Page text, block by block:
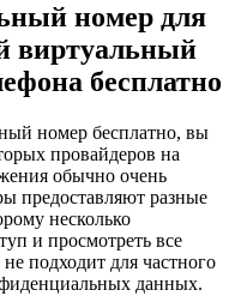
номер для
виртуальный
бесплатно
номер бесплатно, вы
провайдеров на
обычно очень
предоставляют разные
несколько
и просмотреть все
подходит для частного
данных.